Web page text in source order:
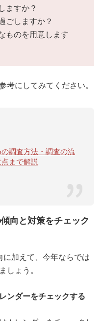
ますか？
ごしますか？
ものを用意します
考にしてみてください。
調査方法・調査の流
まで解説
向と対策をチェック
加えて、今年ならでは
しょう。
ンダーをチェックする